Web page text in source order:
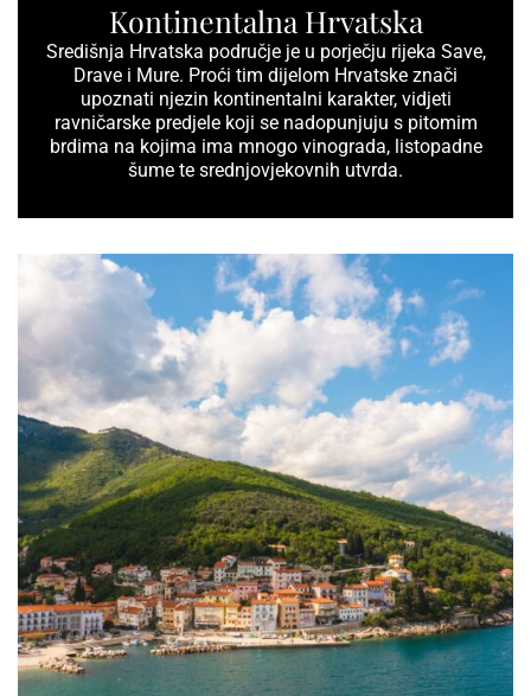
Središnja Hrvatska područje je u porječju rijeka Save,
Drave i Mure. Proći tim dijelom Hrvatske znači
upoznati njezin kontinentalni karakter, vidjeti
ravničarske predjele koji se nadopunjuju s pitomim
brdima na kojima ima mnogo vinograda, listopadne
šume te srednjovjekovnih utvrda.
Kontinentalna Hrvatska